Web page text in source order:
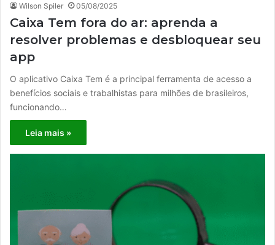
Wilson Spiler 05/08/2025
Caixa Tem fora do ar: aprenda a
resolver problemas e desbloquear seu
app
O aplicativo Caixa Tem é a principal ferramenta de acesso a
benefícios sociais e trabalhistas para milhões de brasileiros,
funcionando…
Leia mais »